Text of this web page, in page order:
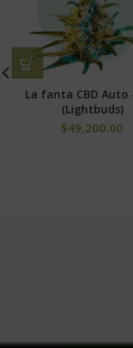
La fanta CBD Auto
(Lightbuds)
$49,200.00